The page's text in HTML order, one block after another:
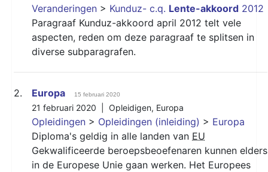
Veranderingen > Kunduz- c.q. Lente-akkoord 2012
Paragraaf Kunduz-akkoord april 2012 telt vele
aspecten, reden om deze paragraaf te splitsen in
diverse subparagrafen.
2. Europa 15 februari 2020
21 februari 2020 | Opleidigen, Europa
Opleidingen > Opleidingen (inleiding) > Europa
Diploma's geldig in alle landen van EU
Gekwalificeerde beroepsbeoefenaren kunnen elders
in de Europese Unie gaan werken. Het Europees